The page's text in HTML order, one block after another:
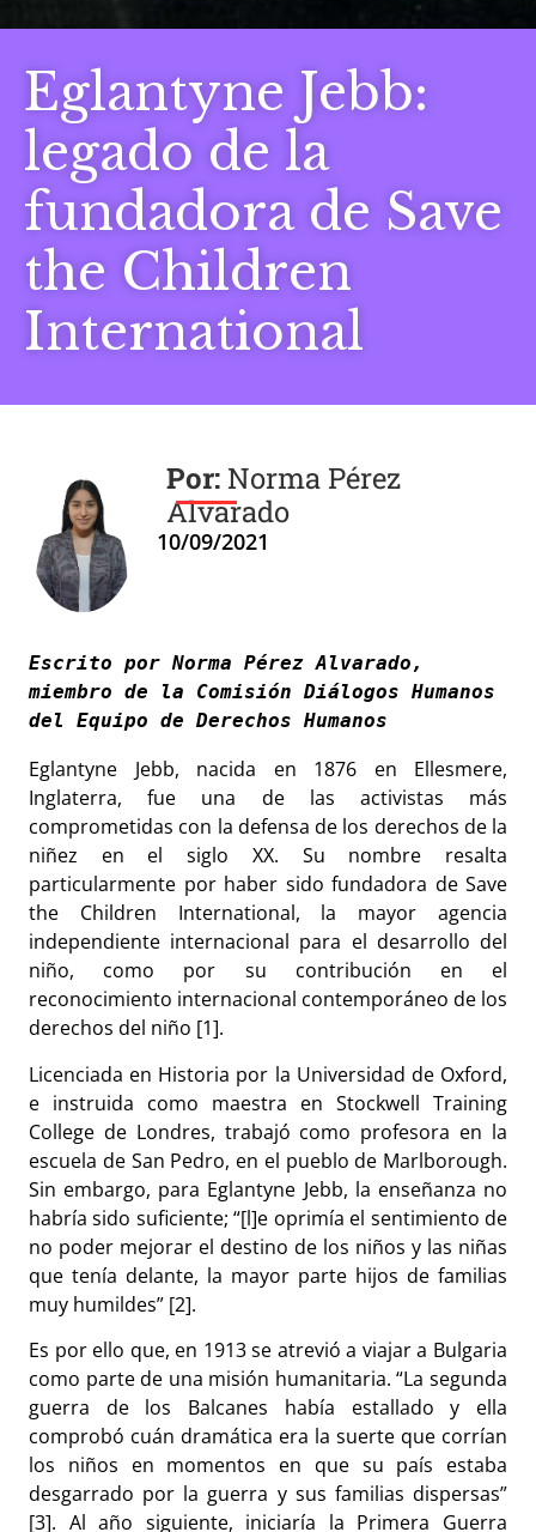
Eglantyne Jebb:
legado de la
fundadora de Save
the Children
International
Norma Pérez
Alvarado
Escrito por Norma Pérez Alvarado,
miembro de la Comisión Diálogos Humanos
Eglantyne Jebb, nacida en 1876 en Ellesmere,
Inglaterra, fue una de las activistas más
comprometidas con la defensa de los derechos de la
niñez en el siglo XX. Su nombre resalta
particularmente por haber sido fundadora de Save
the Children International, la mayor agencia
independiente internacional para el desarrollo del
niño, como por su contribución en el
reconocimiento internacional contemporáneo de los
derechos del niño [1].
Licenciada en Historia por la Universidad de Oxford,
e instruida como maestra en Stockwell Training
College de Londres, trabajó como profesora en la
escuela de San Pedro, en el pueblo de Marlborough.
Sin embargo, para Eglantyne Jebb, la enseñanza no
habría sido suficiente; “[l]e oprimía el sentimiento de
no poder mejorar el destino de los niños y las niñas
que tenía delante, la mayor parte hijos de familias
muy humildes” [2].
Es por ello que, en 1913 se atrevió a viajar a Bulgaria
como parte de una misión humanitaria. “La segunda
guerra de los Balcanes había estallado y ella
comprobó cuán dramática era la suerte que corrían
los niños en momentos en que su país estaba
desgarrado por la guerra y sus familias dispersas”
[3]. Al año siguiente, iniciaría la Primera Guerra
10/09/2021